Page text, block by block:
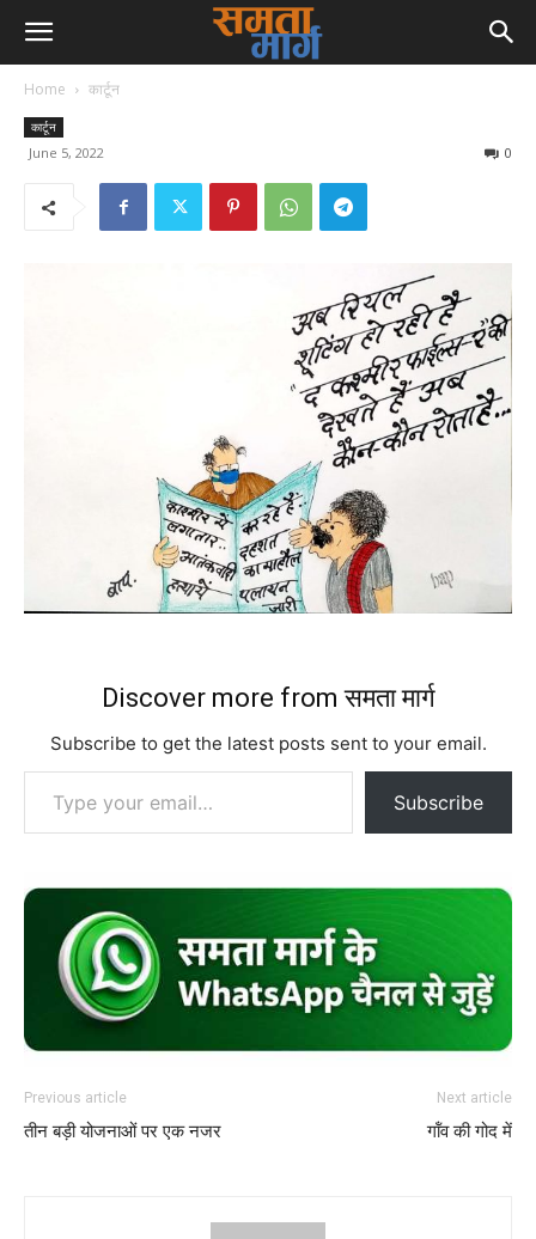
Home कार्टून
कार्टून
June 5, 2022 0
Discover more from समता मार्ग
Subscribe to get the latest posts sent to your email.
Type your email…
Subscribe
Previous article
तीन बड़ी योजनाओं पर एक नजर
Next article
गॉंव की गोद में